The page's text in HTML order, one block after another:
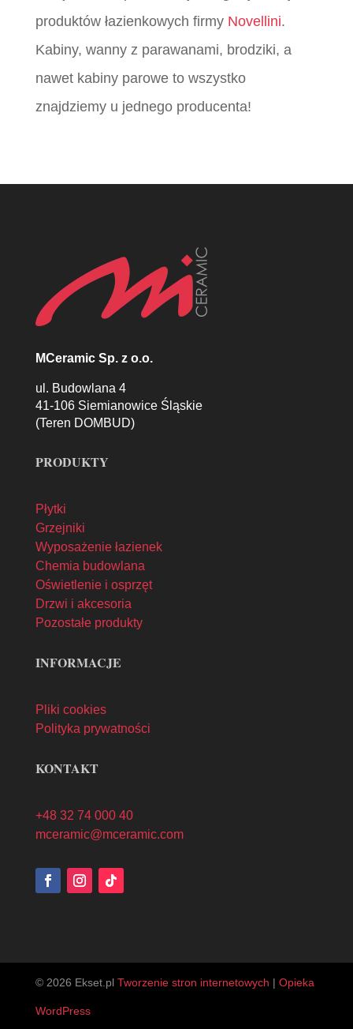
produktów łazienkowych firmy Novellini.
Kabiny, wanny z parawanami, brodziki, a
nawet kabiny parowe to wszystko
znajdziemy u jednego producenta!
MCeramic Sp. z o.o.
ul. Budowlana 4
41-106 Siemianowice Śląskie
(Teren DOMBUD)
PRODUKTY
Płytki
Grzejniki
Wyposażenie łazienek
Chemia budowlana
Oświetlenie i osprzęt
Drzwi i akcesoria
Pozostałe produkty
INFORMACJE
Pliki cookies
Polityka prywatności
KONTAKT
+48 32 74 000 40
mceramic@mceramic.com
© 2026 Ekset.pl Tworzenie stron internetowych | Opieka
WordPress